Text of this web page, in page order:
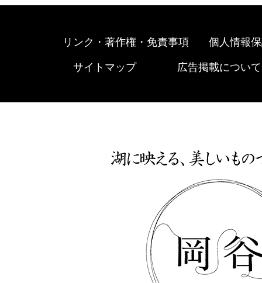
リンク・著作権・免責事項 個人情報
サイトマップ 広告掲載について